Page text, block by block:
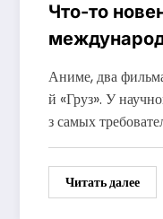
Что-то
Collider
Аниме, два
й «Груз». У
з самых
Читать далее